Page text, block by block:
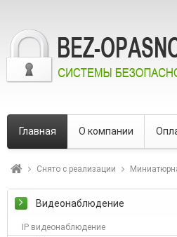
Главная О компании
Снято с реализации
Видеонаблюдение
IP видеонаблюдение